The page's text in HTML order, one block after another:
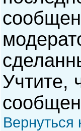
Учтите,
Вернуться